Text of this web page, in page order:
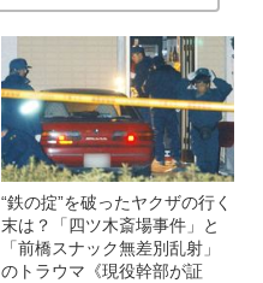
“鉄の掟”を破ったヤクザの行く
末は？「四ツ木斎場事件」と
「前橋スナック無差別乱射」
のトラウマ《現役幹部が証